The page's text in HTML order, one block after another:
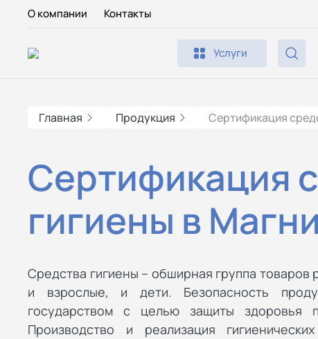
О компании Контакты
Услуги
Главная Продукция Сертификация
Сертификация
гигиены в
Средства гигиены – обширная группа
и взрослые, и дети. Безопасность
государством с целью защиты здоровья
Производство и реализация